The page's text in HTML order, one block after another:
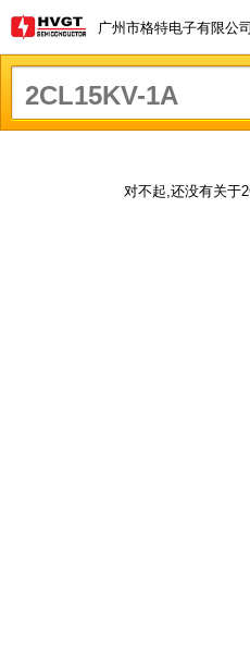
广州市格特电子有限公司
对不起,还没有关于